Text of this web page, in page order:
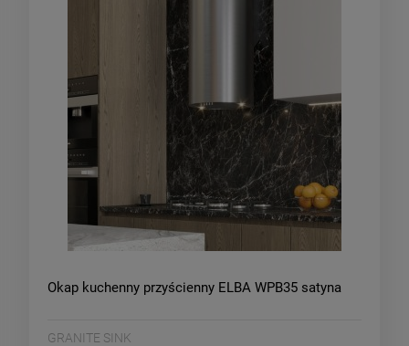
Okap kuchenny przyścienny ELBA WPB35 satyna
GRANITE SINK